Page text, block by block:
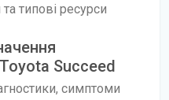
типові ресурси
Succeed
симптоми